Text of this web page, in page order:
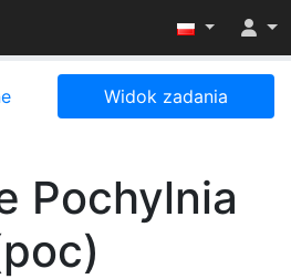
widoczność menu
Widok zadania
Pochylnia